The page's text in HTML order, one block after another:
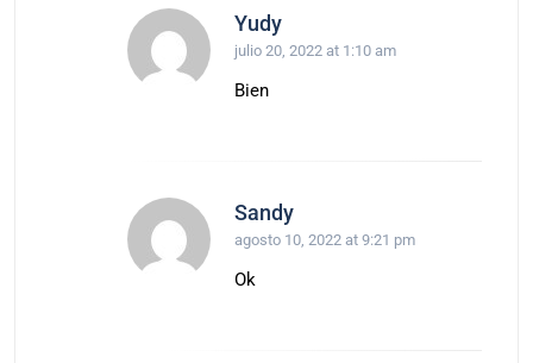
Yudy
julio 20, 2022 at 1:10 am
Bien
Sandy
agosto 10, 2022 at 9:21 pm
Ok